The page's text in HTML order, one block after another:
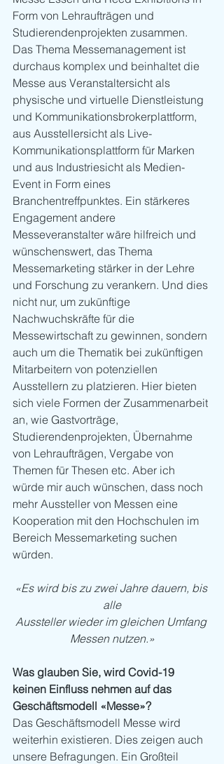
Form von Lehraufträgen und
Studierendenprojekten zusammen.
Das Thema Messemanagement ist
durchaus komplex und beinhaltet die
Messe aus Veranstaltersicht als
physische und virtuelle Dienstleistung
und Kommunikationsbrokerplattform,
aus Ausstellersicht als Live-
Kommunikationsplattform für Marken
und aus Industriesicht als Medien-
Event in Form eines
Branchentreffpunktes. Ein stärkeres
Engagement andere
Messeveranstalter wäre hilfreich und
wünschenswert, das Thema
Messemarketing stärker in der Lehre
und Forschung zu verankern. Und dies
nicht nur, um zukünftige
Nachwuchskräfte für die
Messewirtschaft zu gewinnen, sondern
auch um die Thematik bei zukünftigen
Mitarbeitern von potenziellen
Ausstellern zu platzieren. Hier bieten
sich viele Formen der Zusammenarbeit
an, wie Gastvorträge,
Studierendenprojekten, Übernahme
von Lehraufträgen, Vergabe von
Themen für Thesen etc. Aber ich
würde mir auch wünschen, dass noch
mehr Aussteller von Messen eine
Kooperation mit den Hochschulen im
Bereich Messemarketing suchen
würden.
«Es wird bis zu zwei Jahre dauern, bis
alle
Aussteller wieder im gleichen Umfang
Messen nutzen.»
Was glauben Sie, wird Covid-19
keinen Einfluss nehmen auf das
Geschäftsmodell «Messe»?
Das Geschäftsmodell Messe wird
weiterhin existieren. Dies zeigen auch
unsere Befragungen. Ein Großteil